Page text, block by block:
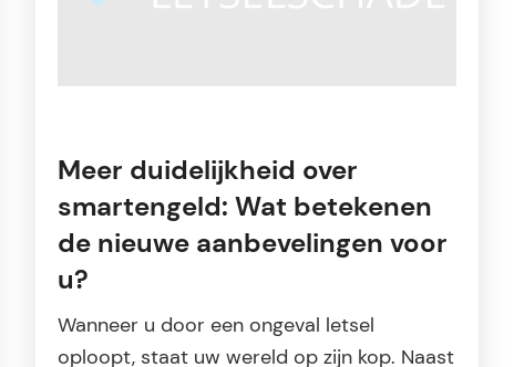
Meer duidelijkheid over
smartengeld: Wat betekenen
de nieuwe aanbevelingen voor
u?
Wanneer u door een ongeval letsel
oploopt, staat uw wereld op zijn kop. Naast